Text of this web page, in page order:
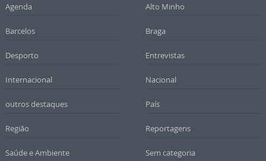
Agenda Alto Minho
Barcelos Braga
Desporto Entrevistas
Internacional Nacional
outros destaques País
Região Reportagens
Saúde e Ambiente Sem categoria